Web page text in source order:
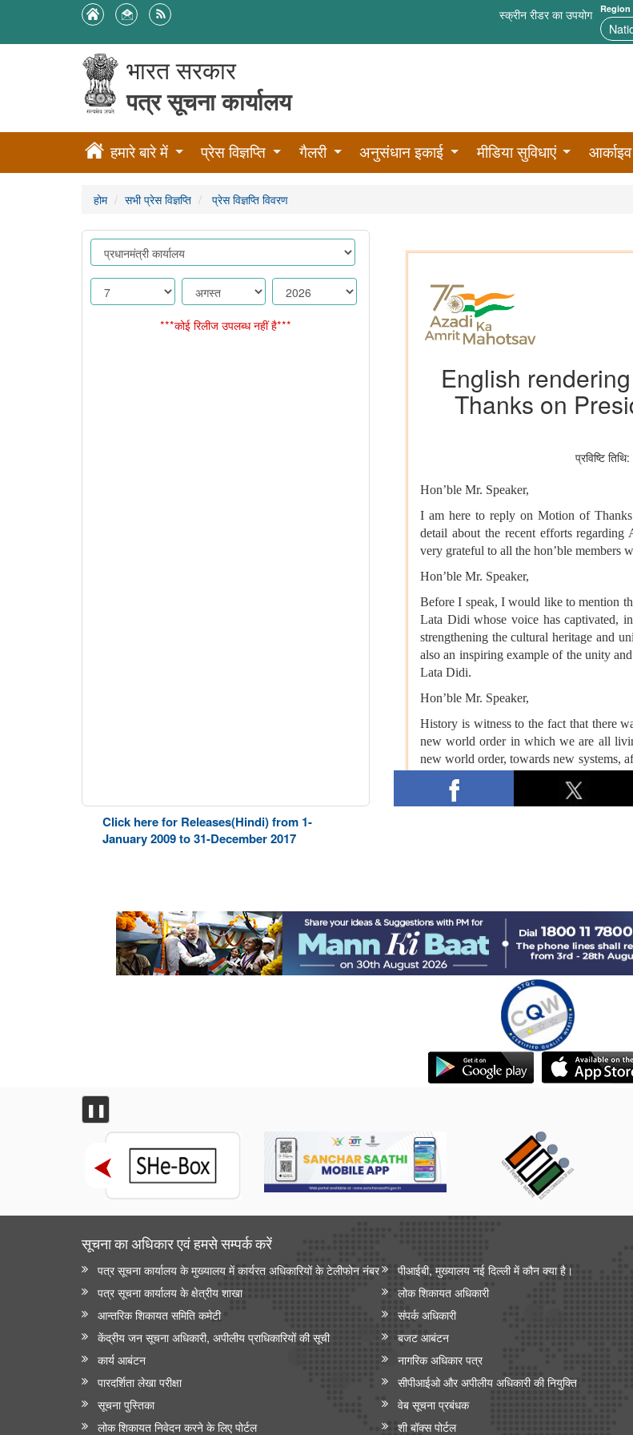
स्क्रीन रीडर का उपयोग Region
भारत सरकार
पत्र सूचना कार्यालय
हमारे बारे में प्रेस विज्ञप्ति गैलरी अनुसंधान इकाई मीडिया सुविधाएं आर्काइव
होम सभी प्रेस विज्ञप्ति प्रेस विज्ञप्ति विवरण
***कोई रिलीज उपलब्ध नहीं है***
Click here for Releases(Hindi) from 1-
January 2009 to 31-December 2017
❚❚
सूचना का अधिकार एवं हमसे सम्‍पर्क करें
पत्र सूचना कार्यालय के मुख्यालय में कार्यरत अधिकारियों के टेलीफोन नंबर
पीआईबी, मुख्यालय नई दिल्ली में कौन क्या है।
पत्र सूचना कार्यालय के क्षेत्रीय शाखा
लोक शिकायत अधिकारी
आन्‍तरिक शिकायत समिति कमेटी
संपर्क अधिकारी
केंद्रीय जन सूचना अधिकारी, अपीलीय प्राधिकारियों की सूची
बजट आबंटन
कार्य आबंटन
नागरिक अधिकार पत्र
पारदर्शिता लेखा परीक्षा
सीपीआईओ और अपी‍लीय अधिकारी की नियुक्ति
सूचना पुस्तिका
वेब सूचना प्रबंधक
लोक शिकायत निवेदन करने के लिए पोर्टल
शी बॉक्स पोर्टल